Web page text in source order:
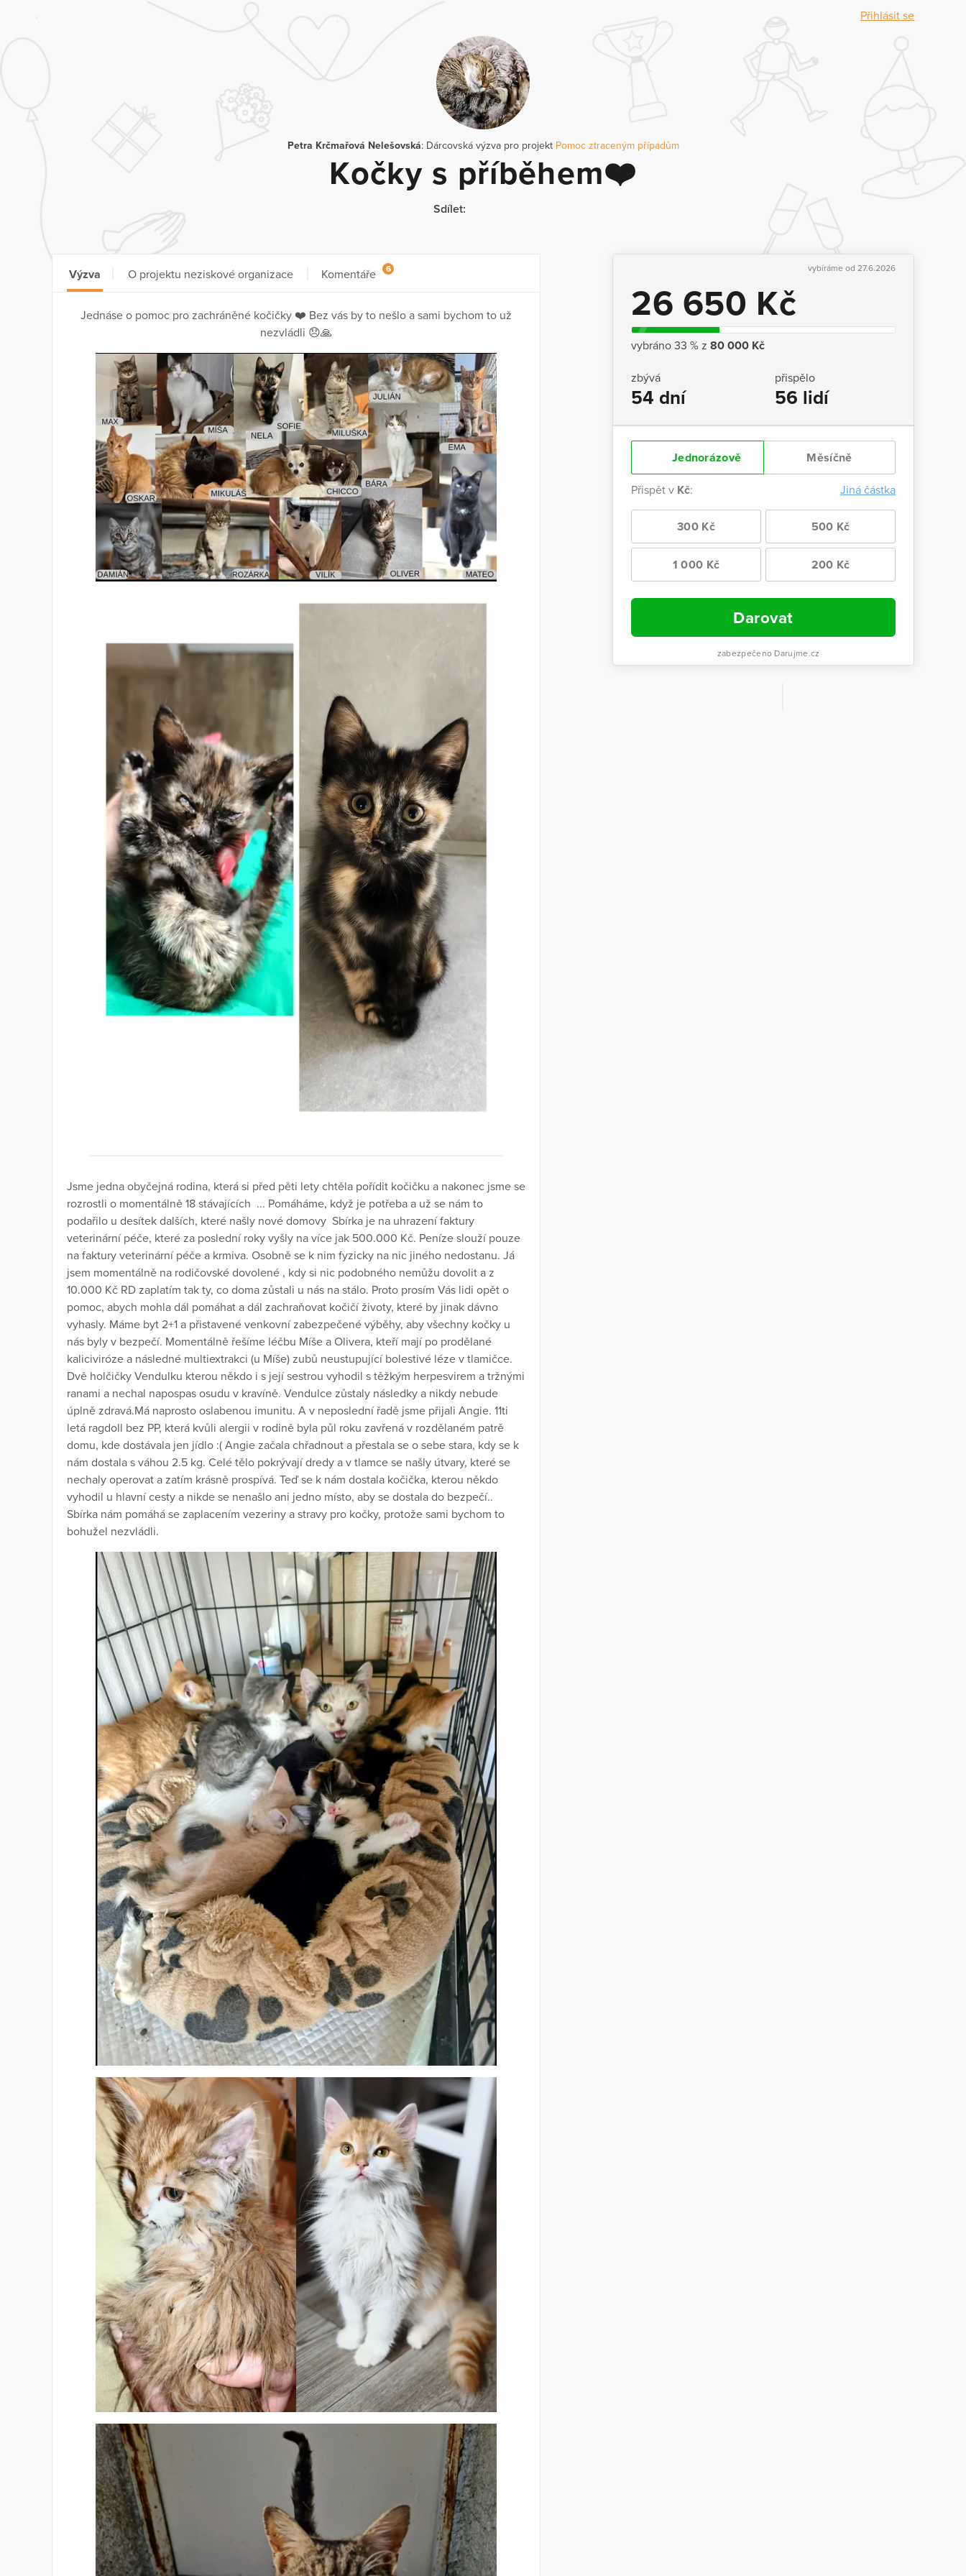
Přihlásit se
Petra Krčmařová Nelešovská: Dárcovská výzva pro projekt Pomoc ztraceným případům
Kočky s příběhem❤️
Sdílet:
vybíráme od 27.6.2026
26 650 Kč
vybráno 33 % z 80 000 Kč
zbývá
54 dní
přispělo
56 lidí
Jednorázově Měsíčně
Přispět v Kč: Jiná částka
300 Kč 500 Kč
1 000 Kč 200 Kč
Darovat
zabezpečeno Darujme.cz
Výzva O projektu neziskové organizace Komentáře 6
Jednáse o pomoc pro zachráněné kočičky ❤️ Bez vás by to nešlo a sami bychom to už
nezvládli 😞🙏
Jsme jedna obyčejná rodina, která si před pěti lety chtěla pořídit kočičku a nakonec jsme se
rozrostli o momentálně 18 stávajících ... Pomáháme, když je potřeba a už se nám to
podařilo u desítek dalších, které našly nové domovy Sbírka je na uhrazení faktury
veterinární péče, které za poslední roky vyšly na více jak 500.000 Kč. Peníze slouží pouze
na faktury veterinární péče a krmiva. Osobně se k nim fyzicky na nic jiného nedostanu. Já
jsem momentálně na rodičovské dovolené , kdy si nic podobného nemůžu dovolit a z
10.000 Kč RD zaplatím tak ty, co doma zůstali u nás na stálo. Proto prosím Vás lidi opět o
pomoc, abych mohla dál pomáhat a dál zachraňovat kočičí životy, které by jinak dávno
vyhasly. Máme byt 2+1 a přistavené venkovní zabezpečené výběhy, aby všechny kočky u
nás byly v bezpečí. Momentálně řešíme léčbu Míše a Olivera, kteří mají po prodělané
kaliciviróze a následné multiextrakci (u Míše) zubů neustupující bolestivé léze v tlamičce.
Dvě holčičky Vendulku kterou někdo i s její sestrou vyhodil s těžkým herpesvirem a tržnými
ranami a nechal napospas osudu v kravíně. Vendulce zůstaly následky a nikdy nebude
úplně zdravá.Má naprosto oslabenou imunitu. A v neposlední řadě jsme přijali Angie. 11ti
letá ragdoll bez PP, která kvůli alergii v rodině byla půl roku zavřená v rozdělaném patrě
domu, kde dostávala jen jídlo :( Angie začala chřadnout a přestala se o sebe stara, kdy se k
nám dostala s váhou 2.5 kg. Celé tělo pokrývají dredy a v tlamce se našly útvary, které se
nechaly operovat a zatím krásně prospívá. Teď se k nám dostala kočička, kterou někdo
vyhodil u hlavní cesty a nikde se nenašlo ani jedno místo, aby se dostala do bezpečí..
Sbírka nám pomáhá se zaplacením vezeriny a stravy pro kočky, protože sami bychom to
bohužel nezvládli.